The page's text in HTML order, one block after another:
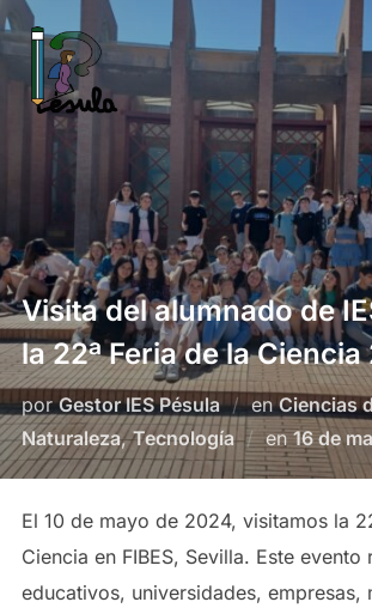
Saltar
al
contenido
Visita del alumnado de
la 22ª Feria de la
porGestor IES Pésula enCiencias
Naturaleza,Tecnología en
el
16 de
El 10 de mayo de 2024, visitamos la
Ciencia en FIBES, Sevilla. Este evento
educativos, universidades, empresas,